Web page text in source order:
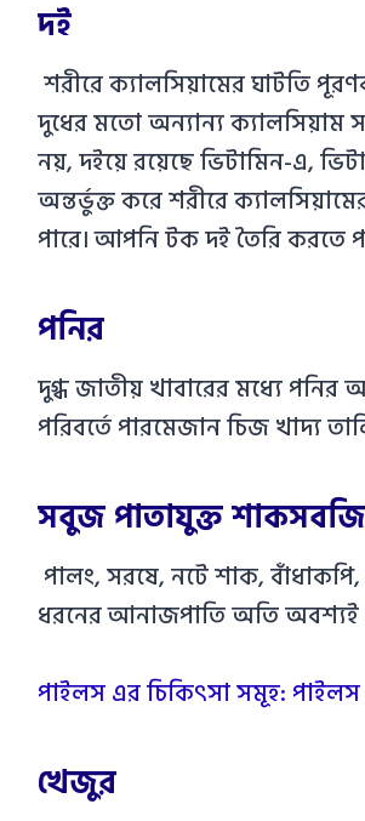
দই
শরীরে ক্যালসিয়ামের ঘাটতি
দুধের মতো অন্যান্য ক্যালসিয়াম
নয়, দইয়ে রয়েছে ভিটামিন-এ,
অন্তর্ভুক্ত করে শরীরে
পারে। আপনি টক দই তৈরি করতে
পনির
দুগ্ধ জাতীয় খাবারের মধ্যে পনির
পরিবর্তে পারমেজান চিজ খাদ্য
সবুজ পাতাযুক্ত শাকসবজি
পালং, সরষে, নটে শাক,
ধরনের আনাজপাতি অতি অবশ্যই
পাইলস এর চিকিৎসা সমূহ: পাইলস
খেজুর